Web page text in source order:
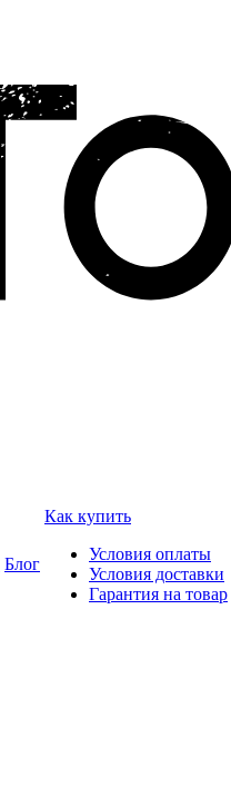
Блог
Как купить
Условия оплаты
Условия доставки
Гарантия на товар